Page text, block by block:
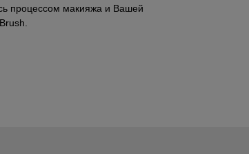
процессом макияжа и Вашей